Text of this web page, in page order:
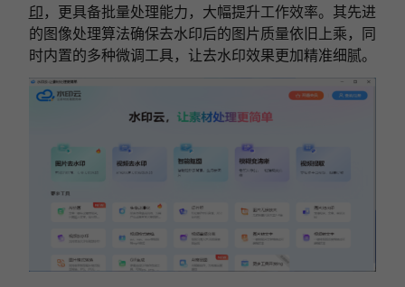
印 ，更具备批量处理能力，大幅提升工作效率。其先进
的图像处理算法确保去水印后的图片质量依旧上乘，同
时内置的多种微调工具，让去水印效果更加精准细腻。